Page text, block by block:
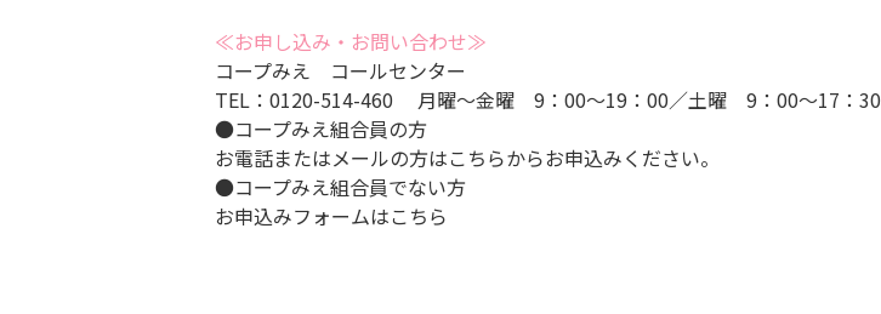
≪お申し込み・お問い合わせ≫
コープみえ コールセンター
TEL：0120-514-460 月曜～金曜 9：00～19：00／土曜 9：00～17：30
●コープみえ組合員の方
お電話またはメールの方はこちらからお申込みください。
●コープみえ組合員でない方
お申込みフォームはこちら